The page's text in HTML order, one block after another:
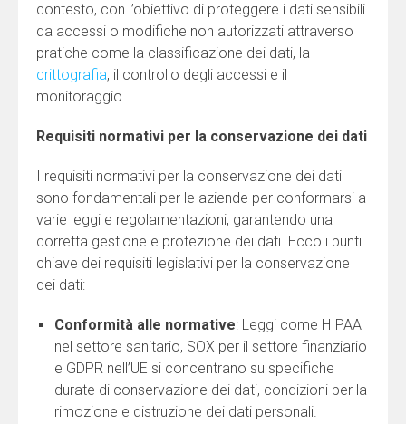
contesto, con l’obiettivo di proteggere i dati sensibili
da accessi o modifiche non autorizzati attraverso
pratiche come la classificazione dei dati, la
crittografia, il controllo degli accessi e il
monitoraggio.
Requisiti normativi per la conservazione dei dati
I requisiti normativi per la conservazione dei dati
sono fondamentali per le aziende per conformarsi a
varie leggi e regolamentazioni, garantendo una
corretta gestione e protezione dei dati. Ecco i punti
chiave dei requisiti legislativi per la conservazione
dei dati:
Conformità alle normative: Leggi come HIPAA
nel settore sanitario, SOX per il settore finanziario
e GDPR nell’UE si concentrano su specifiche
durate di conservazione dei dati, condizioni per la
rimozione e distruzione dei dati personali.